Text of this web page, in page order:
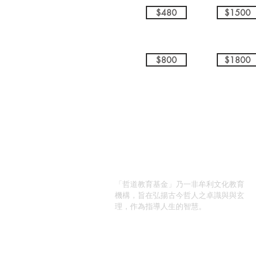
$480
$800
$1500
$1800
「哲道教育基金」乃一非牟利文化教育
機構，旨在弘揚古今哲人之卓識與與玄
理，作為指導人生的智慧。